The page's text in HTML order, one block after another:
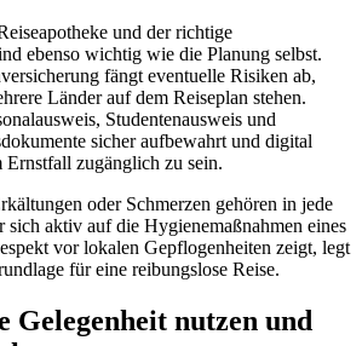
und der richtige
ebenso wichtig wie die Planung selbst.
fängt eventuelle Risiken ab,
Länder auf dem Reiseplan stehen.
Studentenausweis und
sicher aufbewahrt und digital
zugänglich zu sein.
oder Schmerzen gehören in jede
sich aktiv auf die Hygienemaßnahmen eines
vor lokalen Gepflogenheiten zeigt, legt
für eine reibungslose Reise.
Gelegenheit nutzen und